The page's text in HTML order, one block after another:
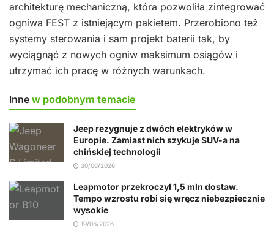
architekturę mechaniczną, która pozwoliła zintegrować
ogniwa FEST z istniejącym pakietem. Przerobiono też
systemy sterowania i sam projekt baterii tak, by
wyciągnąć z nowych ogniw maksimum osiągów i
utrzymać ich pracę w różnych warunkach.
Inne w podobnym temacie
Jeep rezygnuje z dwóch elektryków w
Europie. Zamiast nich szykuje SUV-a na
chińskiej technologii
30/06/2026
Leapmotor przekroczył 1,5 mln dostaw.
Tempo wzrostu robi się wręcz niebezpiecznie
wysokie
19/06/2026